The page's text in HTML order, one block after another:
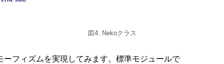
図4. Nekoクラス
ーフィズムを実現してみます。標準モジュールで